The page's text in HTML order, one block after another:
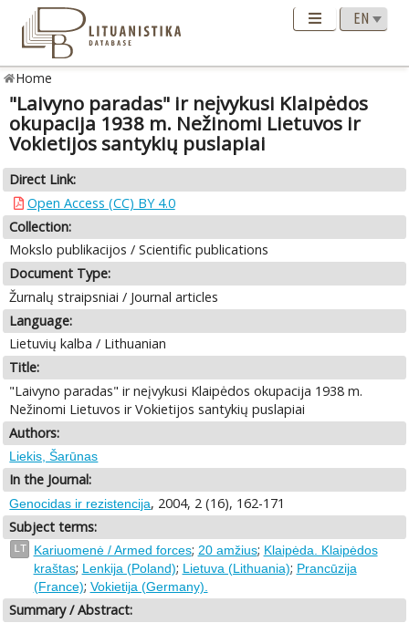
Home
"Laivyno paradas" ir neįvykusi Klaipėdos
okupacija 1938 m. Nežinomi Lietuvos ir
Vokietijos santykių puslapiai
Direct Link:
Open Access (CC) BY 4.0
Collection:
Mokslo publikacijos / Scientific publications
Document Type:
Žurnalų straipsniai / Journal articles
Language:
Lietuvių kalba / Lithuanian
Title:
"Laivyno paradas" ir neįvykusi Klaipėdos okupacija 1938 m.
Nežinomi Lietuvos ir Vokietijos santykių puslapiai
Authors:
Liekis, Šarūnas
In the Journal:
Genocidas ir rezistencija, 2004, 2 (16), 162-171
Subject terms:
LT Kariuomenė / Armed forces; 20 amžius; Klaipėda. Klaipėdos
kraštas; Lenkija (Poland); Lietuva (Lithuania); Prancūzija
(France); Vokietija (Germany).
Summary / Abstract: